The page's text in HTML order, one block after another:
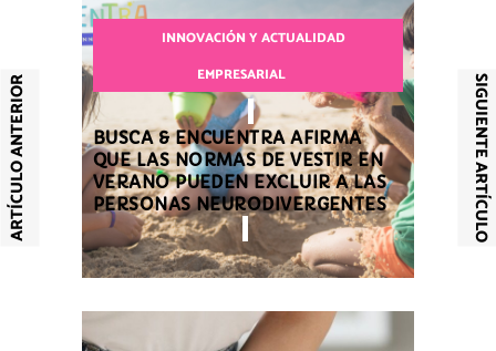
ARTÍCULO ANTERIOR SIGUIENTE ARTÍCULO
INNOVACIÓN Y ACTUALIDAD
EMPRESARIAL
BUSCA & ENCUENTRA AFIRMA
QUE LAS NORMAS DE VESTIR EN
VERANO PUEDEN EXCLUIR A LAS
PERSONAS NEURODIVERGENTES